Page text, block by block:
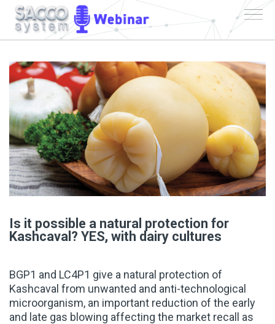
Is it possible a natural protection for
Kashcaval? YES, with dairy cultures
BGP1 and LC4P1 give a natural protection of
Kashcaval from unwanted and anti-technological
microorganism, an important reduction of the early
and late gas blowing affecting the market recall as